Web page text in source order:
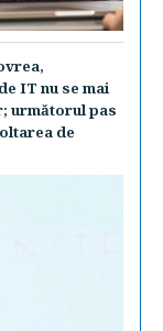
IT nu se mai
următorul pas
de